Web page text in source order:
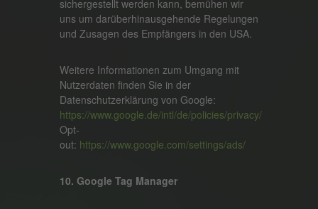
sichergestellt werden kann, bemühen wir
uns um darüberhinausgehende Regelungen
und Zusagen des Empfängers in den USA.
Weitere Informationen zum Umgang mit
Nutzerdaten finden Sie in der
Datenschutzerklärung von Google:
https://www.google.de/intl/de/policies/privacy/
Opt-
out: https://www.google.com/settings/ads/
10. Google Tag Manager